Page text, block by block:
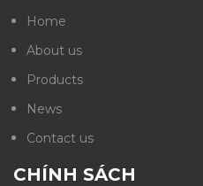
Home
About us
Products
News
Contact us
CHÍNH SÁCH